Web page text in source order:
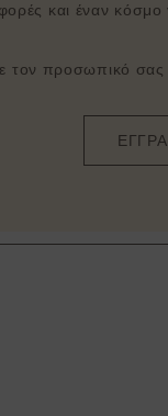
και έναν κόσμο
τον προσωπικό σας